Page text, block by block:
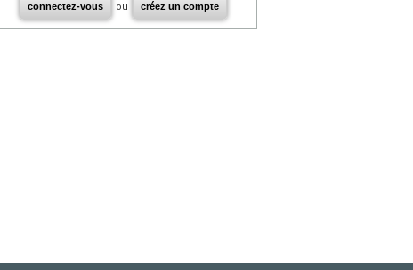
connectez-vous ou créez un compte